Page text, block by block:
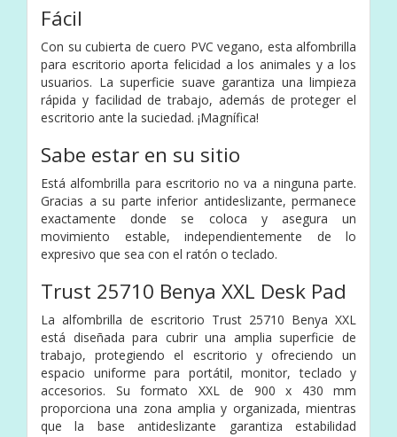
Fácil
Con su cubierta de cuero PVC vegano, esta alfombrilla
para escritorio aporta felicidad a los animales y a los
usuarios. La superficie suave garantiza una limpieza
rápida y facilidad de trabajo, además de proteger el
escritorio ante la suciedad. ¡Magnífica!
Sabe estar en su sitio
Está alfombrilla para escritorio no va a ninguna parte.
Gracias a su parte inferior antideslizante, permanece
exactamente donde se coloca y asegura un
movimiento estable, independientemente de lo
expresivo que sea con el ratón o teclado.
Trust 25710 Benya XXL Desk Pad
La alfombrilla de escritorio Trust 25710 Benya XXL
está diseñada para cubrir una amplia superficie de
trabajo, protegiendo el escritorio y ofreciendo un
espacio uniforme para portátil, monitor, teclado y
accesorios. Su formato XXL de 900 x 430 mm
proporciona una zona amplia y organizada, mientras
que la base antideslizante garantiza estabilidad